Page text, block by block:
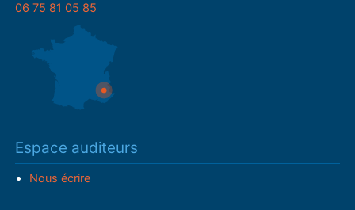
06 75 81 05 85
Espace auditeurs
Nous écrire